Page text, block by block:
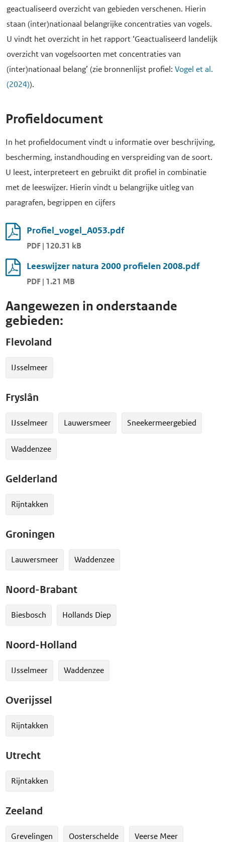
geactualiseerd overzicht van gebieden verschenen. Hierin
staan (inter)nationaal belangrijke concentraties van vogels.
U vindt het overzicht in het rapport ‘Geactualiseerd landelijk
overzicht van vogelsoorten met concentraties van
(inter)nationaal belang’ (zie bronnenlijst profiel: Vogel et al.
(2024)).
Profieldocument
In het profieldocument vindt u informatie over beschrijving,
bescherming, instandhouding en verspreiding van de soort.
U leest, interpreteert en gebruikt dit profiel in combinatie
met de leeswijzer. Hierin vindt u belangrijke uitleg van
paragrafen, begrippen en cijfers
Profiel_vogel_A053.pdf
PDF | 120.31 kB
Leeswijzer natura 2000 profielen 2008.pdf
PDF | 1.21 MB
Aangewezen in onderstaande
gebieden:
Flevoland
IJsselmeer
Fryslân
IJsselmeer Lauwersmeer Sneekermeergebied
Waddenzee
Gelderland
Rijntakken
Groningen
Lauwersmeer Waddenzee
Noord-Brabant
Biesbosch Hollands Diep
Noord-Holland
IJsselmeer Waddenzee
Overijssel
Rijntakken
Utrecht
Rijntakken
Zeeland
Grevelingen Oosterschelde Veerse Meer